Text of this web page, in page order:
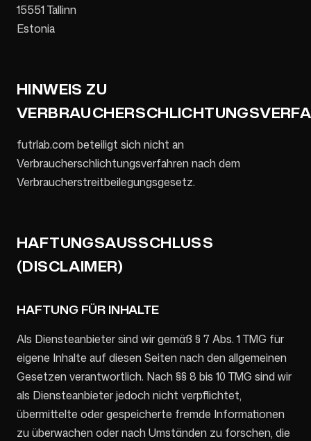
15551 Tallinn
Estonia
HINWEIS ZU
futrlab.com beteiligt sich nicht an
Verbraucherschlichtungsverfahren nach dem
Verbraucherstreitbeilegungsgesetz.
HAFTUNGSAUSSCHLUSS
(DISCLAIMER)
HAFTUNG FÜR INHALTE
Als Diensteanbieter sind wir gemäß § 7 Abs. 1 TMG für
eigene Inhalte auf diesen Seiten nach den allgemeinen
Gesetzen verantwortlich. Nach §§ 8 bis 10 TMG sind wir
als Diensteanbieter jedoch nicht verpflichtet,
übermittelte oder gespeicherte fremde Informationen
zu überwachen oder nach Umständen zu forschen, die